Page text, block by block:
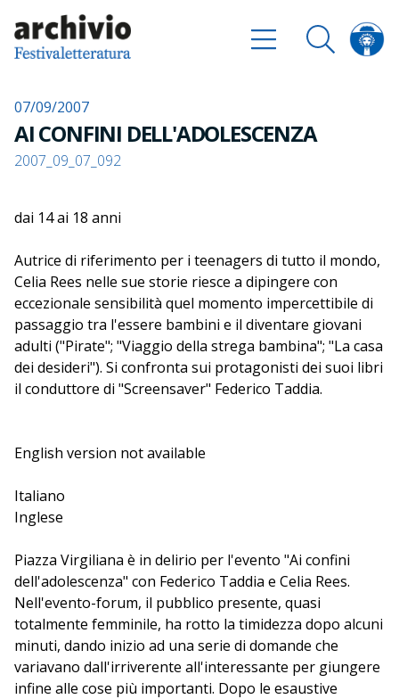
07/09/2007
AI CONFINI DELL'ADOLESCENZA
2007_09_07_092
dai 14 ai 18 anni
Autrice di riferimento per i teenagers di tutto il mondo,
Celia Rees nelle sue storie riesce a dipingere con
eccezionale sensibilità quel momento impercettibile di
passaggio tra l'essere bambini e il diventare giovani
adulti ("Pirate"; "Viaggio della strega bambina"; "La casa
dei desideri"). Si confronta sui protagonisti dei suoi libri
il conduttore di "Screensaver" Federico Taddia.
English version not available
Italiano
Inglese
Piazza Virgiliana è in delirio per l'evento "Ai confini
dell'adolescenza" con Federico Taddia e Celia Rees.
Nell'evento-forum, il pubblico presente, quasi
totalmente femminile, ha rotto la timidezza dopo alcuni
minuti, dando inizio ad una serie di domande che
variavano dall'irriverente all'interessante per giungere
infine alle cose più importanti. Dopo le esaustive